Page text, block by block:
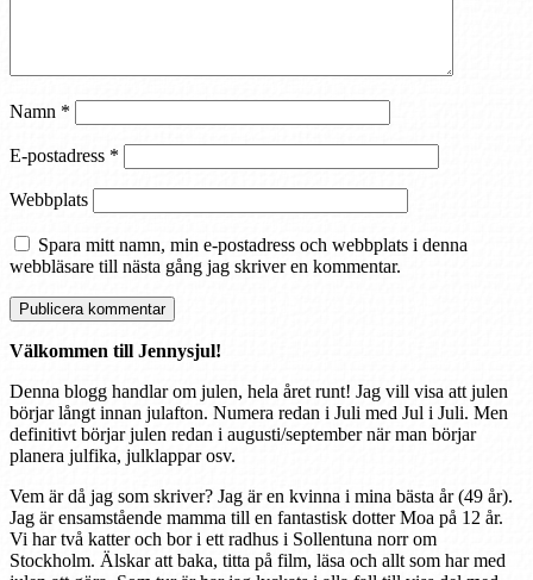
Namn *
E-postadress *
Webbplats
Spara mitt namn, min e-postadress och webbplats i denna
webbläsare till nästa gång jag skriver en kommentar.
Välkommen till Jennysjul!
Denna blogg handlar om julen, hela året runt! Jag vill visa att julen
börjar långt innan julafton. Numera redan i Juli med Jul i Juli. Men
definitivt börjar julen redan i augusti/september när man börjar
planera julfika, julklappar osv.
Vem är då jag som skriver? Jag är en kvinna i mina bästa år (49 år).
Jag är ensamstående mamma till en fantastisk dotter Moa på 12 år.
Vi har två katter och bor i ett radhus i Sollentuna norr om
Stockholm. Älskar att baka, titta på film, läsa och allt som har med